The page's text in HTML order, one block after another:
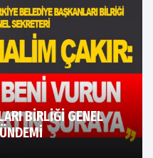
BİRLİĞİ GENEL